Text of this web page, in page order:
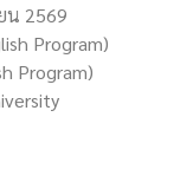
น 2569
Program)
Program)